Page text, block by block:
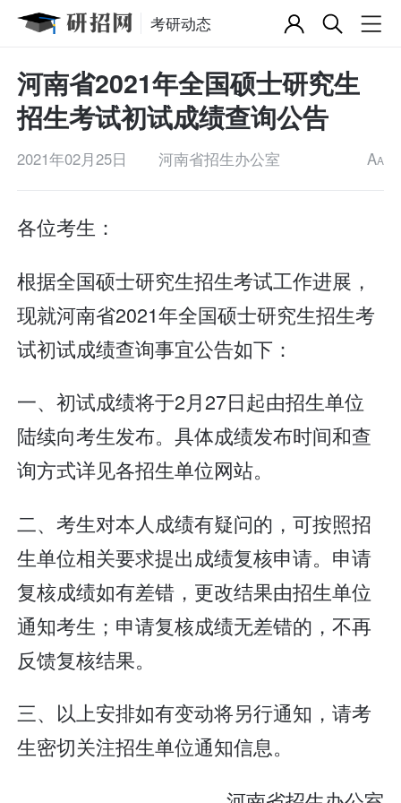
考研动态
河南省2021年全国硕士研究生
招生考试初试成绩查询公告
2021年02月25日 河南省招生办公室 AA
各位考生：
根据全国硕士研究生招生考试工作进展，
现就河南省2021年全国硕士研究生招生考
试初试成绩查询事宜公告如下：
一、初试成绩将于2月27日起由招生单位
陆续向考生发布。具体成绩发布时间和查
询方式详见各招生单位网站。
二、考生对本人成绩有疑问的，可按照招
生单位相关要求提出成绩复核申请。申请
复核成绩如有差错，更改结果由招生单位
通知考生；申请复核成绩无差错的，不再
反馈复核结果。
三、以上安排如有变动将另行通知，请考
生密切关注招生单位通知信息。